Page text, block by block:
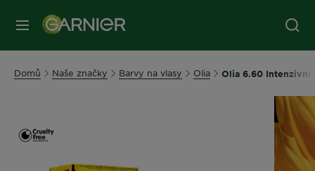
MENU
Domů Naše značky Barvy na vlasy Olia Olia 6.60 Intenzivní